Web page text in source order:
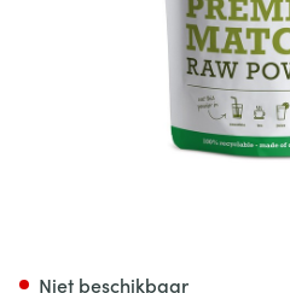
Niet beschikbaar